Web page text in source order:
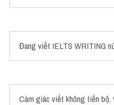
Adv
Cách dùng từ
Từ vựng theo tiền tố
Đang viết IELTS WRITING
Cảm giác viết không tiến